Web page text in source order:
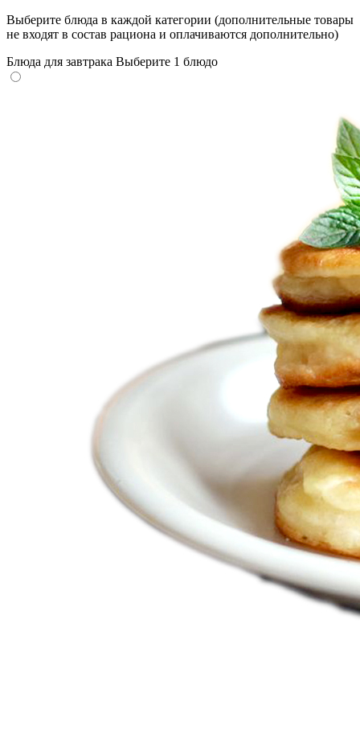
Выберите блюда в каждой категории (дополнительные товары
не входят в состав рациона и оплачиваются дополнительно)
Блюда для завтрака Выберите 1 блюдо